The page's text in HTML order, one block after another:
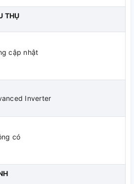
bảo quản tốt hơn. Sau 24 giờ,
hành, duy trì độ bền và giảm tiêu
ngoài
trên cửa tủ, với bình chứa 2.5L lấy
tận hưởng nước mát nhanh chóng
Smart Control
giúp bạn dễ dàng điều chỉnh
các tính năng của tủ lạnh mà
THỤ
cập nhật
Inverter
có